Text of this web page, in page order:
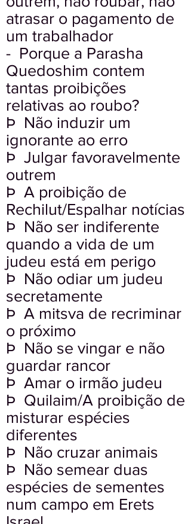
atrasar o pagamento de
um trabalhador
- Porque a Parasha
Quedoshim contem
tantas proibições
relativas ao roubo?
Þ Não induzir um
ignorante ao erro
Þ Julgar favoravelmente
outrem
Þ A proibição de
Rechilut/Espalhar notícias
Þ Não ser indiferente
quando a vida de um
judeu está em perigo
Þ Não odiar um judeu
secretamente
Þ A mitsva de recriminar
o próximo
Þ Não se vingar e não
guardar rancor
Þ Amar o irmão judeu
Þ Quilaim/A proibição de
misturar espécies
diferentes
Þ Não cruzar animais
Þ Não semear duas
espécies de sementes
num campo em Erets